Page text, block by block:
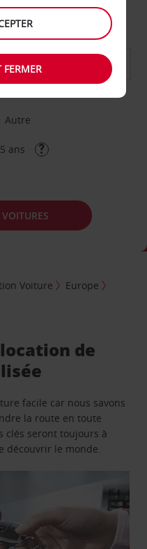
de retour
DE RETOUR
Autre
ans
Voiture
Europe
de
facile car nous savons
la route en toute
clés seront toujours à
découvrir le monde.
FERMER